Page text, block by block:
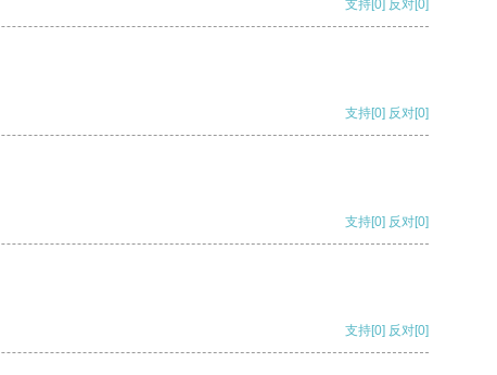
支持[0] 反对[0]
支持[0] 反对[0]
支持[0] 反对[0]
支持[0] 反对[0]